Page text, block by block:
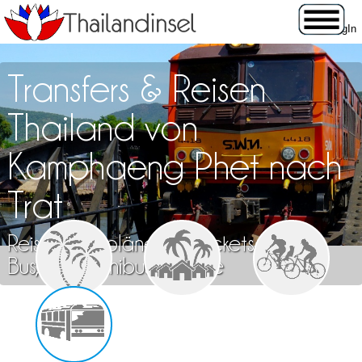
Transfers & Reisen
Thailand von
Kamphaeng Phet nach
Trat
Reisen, Fahrpläne und Tickets für Zug,
Bus, Flug, Minibus & Fähre